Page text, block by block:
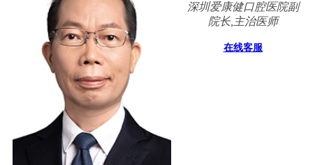
深圳爱康健口腔医院副
院长,主治医师
在线客服